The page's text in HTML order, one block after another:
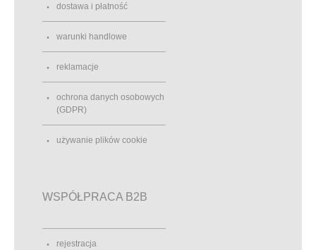
dostawa i płatność
warunki handlowe
reklamacje
ochrona danych osobowych
(GDPR)
używanie plików cookie
WSPÓŁPRACA B2B
rejestracja